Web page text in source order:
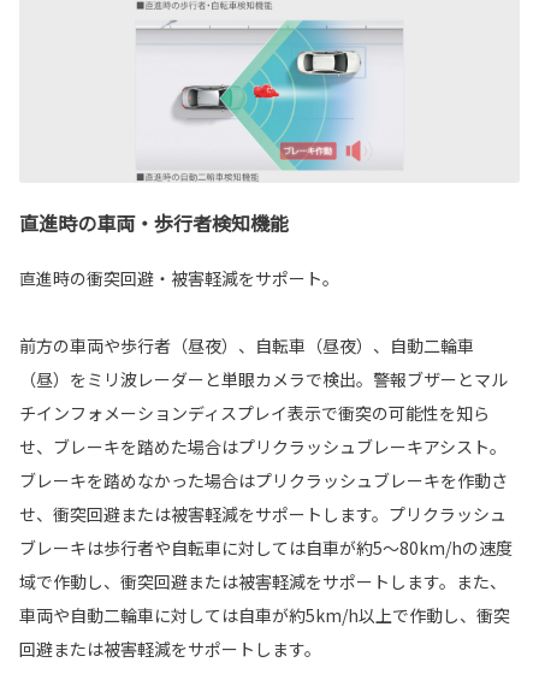
直進時の車両・歩行者検知機能
直進時の衝突回避・被害軽減をサポート。
前方の車両や歩行者（昼夜）、自転車（昼夜）、自動二輪車
（昼）をミリ波レーダーと単眼カメラで検出。警報ブザーとマル
チインフォメーションディスプレイ表示で衝突の可能性を知ら
せ、ブレーキを踏めた場合はプリクラッシュブレーキアシスト。
ブレーキを踏めなかった場合はプリクラッシュブレーキを作動さ
せ、衝突回避または被害軽減をサポートします。プリクラッシュ
ブレーキは歩行者や自転車に対しては自車が約5〜80km/hの速度
域で作動し、衝突回避または被害軽減をサポートします。また、
車両や自動二輪車に対しては自車が約5km/h以上で作動し、衝突
回避または被害軽減をサポートします。